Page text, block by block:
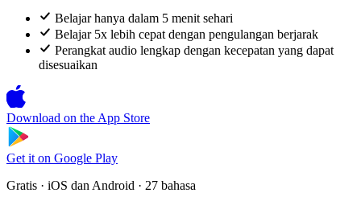
Belajar hanya dalam 5 menit sehari
Belajar 5x lebih cepat dengan pengulangan berjarak
Perangkat audio lengkap dengan kecepatan yang dapat
disesuaikan
Download on the App Store
Get it on Google Play
Gratis · iOS dan Android · 27 bahasa